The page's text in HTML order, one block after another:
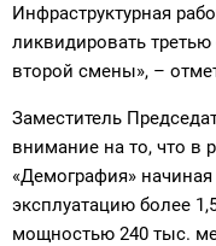
Инфраструктурная
ликвидировать
второй смены», –
Заместитель
внимание на то, что в
«Демография»
эксплуатацию более
мощностью 240 тыс.